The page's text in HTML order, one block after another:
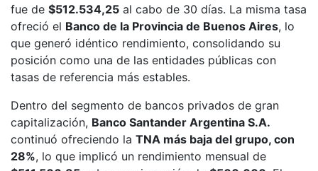
fue de $512.534,25 al cabo de 30 días. La misma tasa
ofreció el Banco de la Provincia de Buenos Aires, lo
que generó idéntico rendimiento, consolidando su
posición como una de las entidades públicas con
tasas de referencia más estables.
Dentro del segmento de bancos privados de gran
capitalización, Banco Santander Argentina S.A.
continuó ofreciendo la TNA más baja del grupo, con
28%, lo que implicó un rendimiento mensual de